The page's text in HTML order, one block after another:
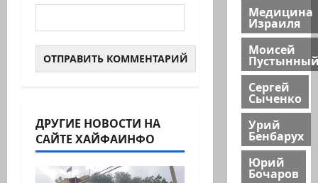
ДРУГИЕ НОВОСТИ НА
САЙТЕ ХАЙФАИНФО
Медицина
Израиля
Моисей
Сергей
Сыченко
Урий
Бенбарух
Юрий
Бочаров